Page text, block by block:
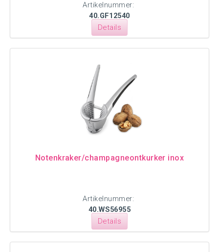
Artikelnummer:
40.GF12540
Details
Notenkraker/champagneontkurker inox
Artikelnummer:
40.WS56955
Details